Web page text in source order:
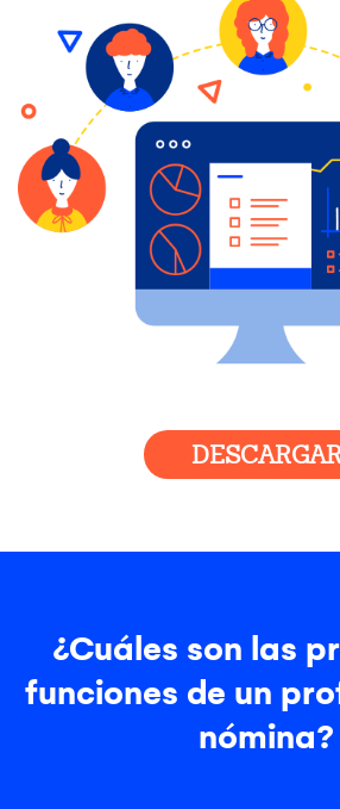
¿Cuáles son las
funciones de un
nómina?